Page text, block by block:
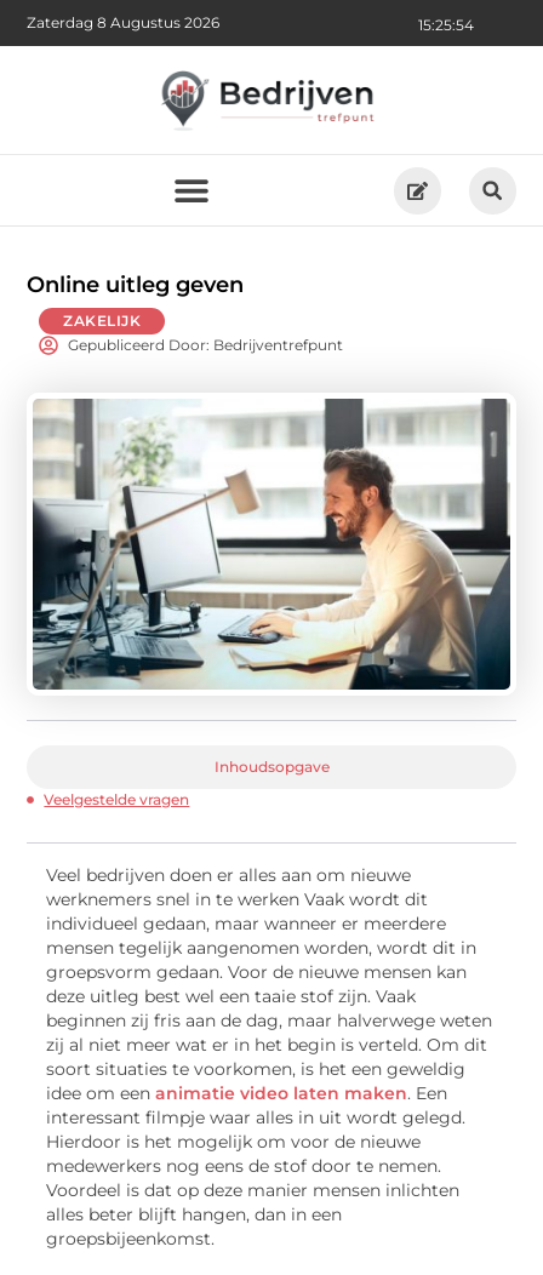
15:25:56
Zaterdag 8 Augustus 2026
Online uitleg geven
ZAKELIJK
Gepubliceerd Door: Bedrijventrefpunt
Inhoudsopgave
Veelgestelde vragen
Veel bedrijven doen er alles aan om nieuwe
werknemers snel in te werken Vaak wordt dit
individueel gedaan, maar wanneer er meerdere
mensen tegelijk aangenomen worden, wordt dit in
groepsvorm gedaan. Voor de nieuwe mensen kan
deze uitleg best wel een taaie stof zijn. Vaak
beginnen zij fris aan de dag, maar halverwege weten
zij al niet meer wat er in het begin is verteld. Om dit
soort situaties te voorkomen, is het een geweldig
idee om eenanimatie video laten maken. Een
interessant filmpje waar alles in uit wordt gelegd.
Hierdoor is het mogelijk om voor de nieuwe
medewerkers nog eens de stof door te nemen.
Voordeel is dat op deze manier mensen inlichten
alles beter blijft hangen, dan in een
groepsbijeenkomst.